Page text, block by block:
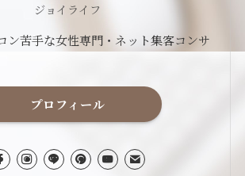
ジョイライフ
ン苦手な女性専門・ネット集客コンサ
プロフィール